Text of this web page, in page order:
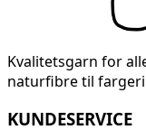
Kvalitetsgarn for
naturfibre til
KUNDESERVICE